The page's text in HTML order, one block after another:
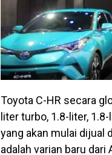
Toyota C-HR secara
liter turbo, 1.8-liter,
yang akan mulai dijual
adalah varian baru